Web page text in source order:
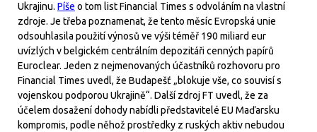
Ukrajinu. Píše o tom list Financial Times s odvoláním na vlastní
zdroje. Je třeba poznamenat, že tento měsíc Evropská unie
odsouhlasila použití výnosů ve výši téměř 190 miliard eur
uvízlých v belgickém centrálním depozitáři cenných papírů
Euroclear. Jeden z nejmenovaných účastníků rozhovoru pro
Financial Times uvedl, že Budapešť „blokuje vše, co souvisí s
vojenskou podporou Ukrajině“. Další zdroj FT uvedl, že za
účelem dosažení dohody nabídli představitelé EU Maďarsku
kompromis, podle něhož prostředky z ruských aktiv nebudou